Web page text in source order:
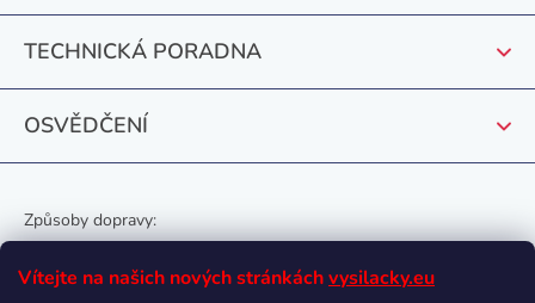
Vítejte na našich nových stránkáchvysilacky.eu
TECHNICKÁ PORADNA
OSVĚDČENÍ
Způsoby dopravy: